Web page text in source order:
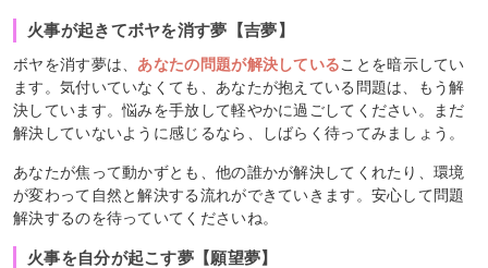
火事が起きてボヤを消す夢【吉夢】
ボヤを消す夢は、 あなたの問題が解決していることを暗示してい
ます。気付いていなくても、あなたが抱えている問題は、もう解
決しています。悩みを手放して軽やかに過ごしてください。まだ
解決していないように感じるなら、しばらく待ってみましょう。
あなたが焦って動かずとも、他の誰かが解決してくれたり、環境
が変わって自然と解決する流れができていきます。安心して問題
解決するのを待っていてくださいね。
火事を自分が起こす夢【願望夢】